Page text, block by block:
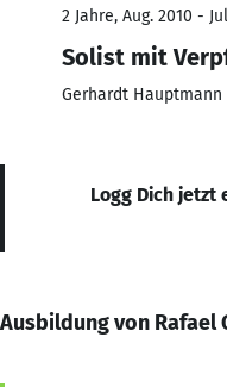
2 Jahre, Aug. 2010 -
Solist mit
Gerhardt
Logg Dich jetzt
Ausbildung von Rafael